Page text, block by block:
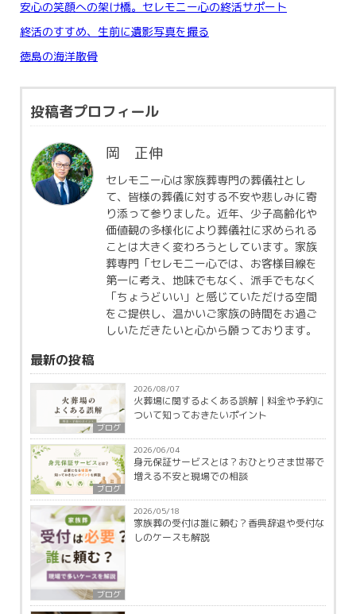
安心の笑顔への架け橋。セレモニー心の終活サポート
終活のすすめ、生前に遺影写真を撮る
徳島の海洋散骨
投稿者プロフィール
岡 正伸
セレモニー心は家族葬専門の葬儀社とし
て、皆様の葬儀に対する不安や悲しみに寄
り添って参りました。近年、少子高齢化や
価値観の多様化により葬儀社に求められる
ことは大きく変わろうとしています。家族
葬専門「セレモニー心では、お客様目線を
第一に考え、地味でもなく、派手でもなく
「ちょうどいい」と感じていただける空間
をご提供し、温かいご家族の時間をお過ご
しいただきたいと心から願っております。
最新の投稿
ブログ
2026/08/07
火葬場に関するよくある誤解｜料金や予約に
ついて知っておきたいポイント
ブログ
2026/06/04
身元保証サービスとは？おひとりさま世帯で
増える不安と現場での相談
ブログ
2026/05/18
家族葬の受付は誰に頼む？香典辞退や受付な
しのケースも解説